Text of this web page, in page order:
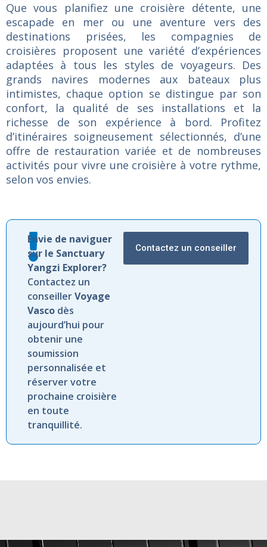
Que vous planifiez une croisière détente, une
escapade en mer ou une aventure vers des
destinations prisées, les compagnies de
croisières proposent une variété d’expériences
adaptées à tous les styles de voyageurs. Des
grands navires modernes aux bateaux plus
intimistes, chaque option se distingue par son
confort, la qualité de ses installations et la
richesse de son expérience à bord. Profitez
d’itinéraires soigneusement sélectionnés, d’une
offre de restauration variée et de nombreuses
activités pour vivre une croisière à votre rythme,
selon vos envies.
Envie de naviguer
sur le Sanctuary
Yangzi Explorer?
Contactez un
conseillerVoyage
Vascodès
aujourd’hui pour
obtenir une
soumission
personnalisée et
réserver votre
prochaine croisière
en toute
tranquillité.
Contactez un conseiller